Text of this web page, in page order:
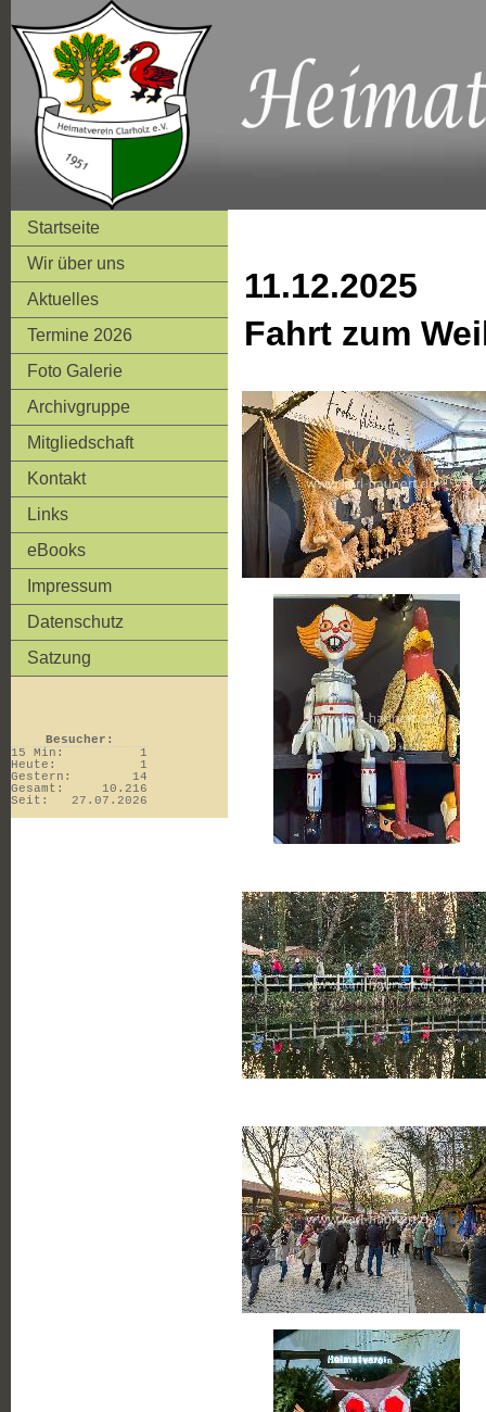
Startseite
Wir über uns
Aktuelles
Termine 2026
Foto Galerie
Archivgruppe
Mitgliedschaft
Kontakt
Links
eBooks
Impressum
Datenschutz
Satzung
Besucher:
15 Min:
1
Heute:
1
Gestern:
14
Gesamt:
10.216
Seit:
27.07.2026
11.12.2025
Fahrt zum